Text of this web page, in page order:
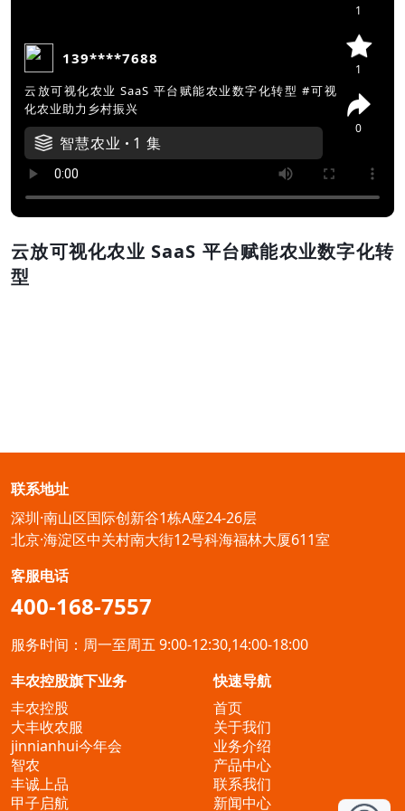
139****7688
云放可视化农业 SaaS 平台赋能农业数字化转型 #可视
化农业助力乡村振兴
智慧农业 1 集
1
1
0
云放可视化农业 SaaS 平台赋能农业数字化转
型
联系地址
深圳·南山区国际创新谷1栋A座24-26层
北京·海淀区中关村南大街12号科海福林大厦611室
客服电话
400-168-7557
服务时间：周一至周五 9:00-12:30,14:00-18:00
丰农控股旗下业务
丰农控股
大丰收农服
jinnianhui今年会
智农
丰诚上品
甲子启航
快速导航
首页
关于我们
业务介绍
产品中心
联系我们
新闻中心